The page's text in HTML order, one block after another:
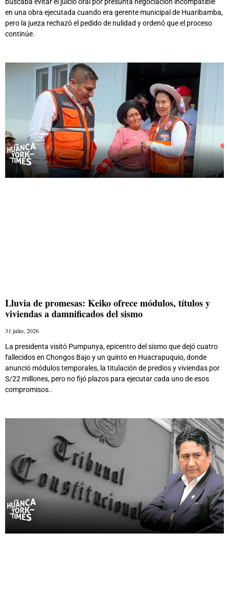
en una obra ejecutada cuando era gerente municipal de Huaribamba,
pero la jueza rechazó el pedido de nulidad y ordenó que el proceso
continúe.
Lluvia de promesas: Keiko ofrece módulos, títulos y
viviendas a damnificados del sismo
31 julio, 2026
La presidenta visitó Pumpunya, epicentro del sismo que dejó cuatro
fallecidos en Chongos Bajo y un quinto en Huacrapuquio, donde
anunció módulos temporales, la titulación de predios y viviendas por
S/22 millones, pero no fijó plazos para ejecutar cada uno de esos
compromisos..